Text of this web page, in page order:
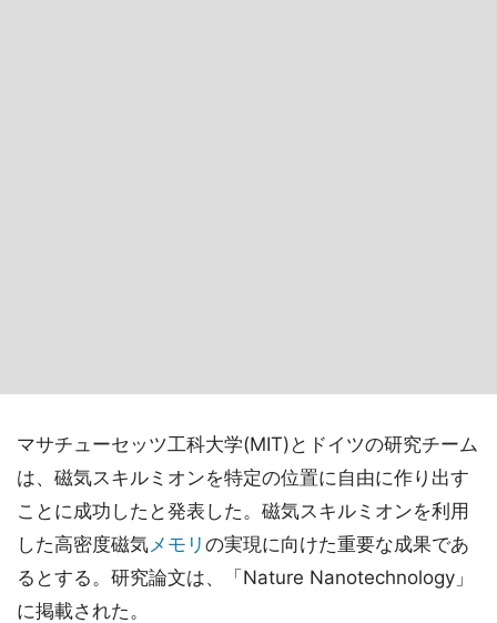
マサチューセッツ工科大学(MIT)とドイツの研究チーム
は、磁気スキルミオンを特定の位置に自由に作り出す
ことに成功したと発表した。磁気スキルミオンを利用
した高密度磁気メモリ の実現に向けた重要な成果であ
るとする。研究論文は、「Nature Nanotechnology」
に掲載された。